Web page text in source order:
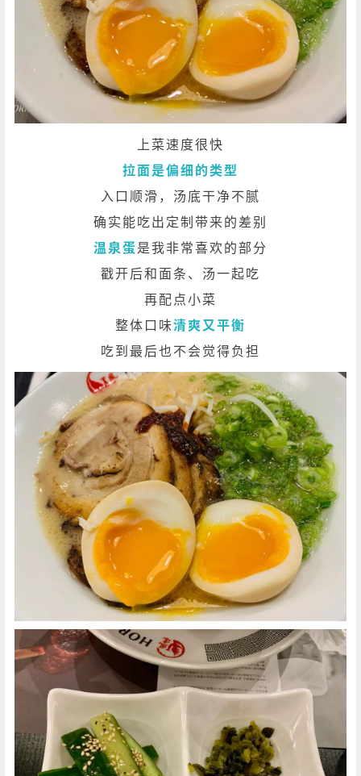
上菜速度很快
拉面是偏细的类型
入口顺滑，汤底干净不腻
确实能吃出定制带来的差别
温泉蛋是我非常喜欢的部分
戳开后和面条、汤一起吃
再配点小菜
整体口味清爽又平衡
吃到最后也不会觉得负担